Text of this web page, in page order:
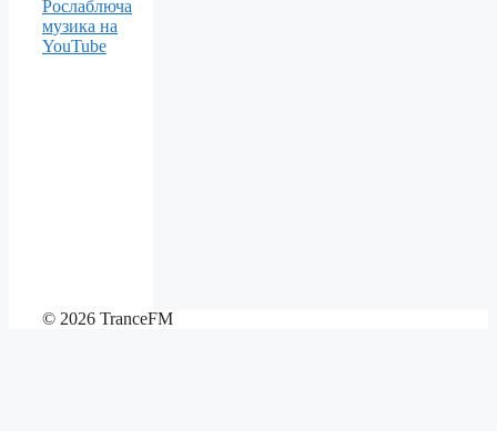
Рослаблюча
музика на
YouTube
© 2026 TranceFM